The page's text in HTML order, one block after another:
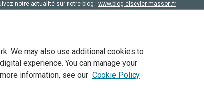
notre actualité sur notre blog : www.blog-elsevier-masson.fr
concédants de licence et ses contributeurs. Tout les droits sont réservés,
Pour tout contenu en libre accès, les conditions de licence
We may also use additional cookies to
experience. You can manage your
information, see our Cookie Policy